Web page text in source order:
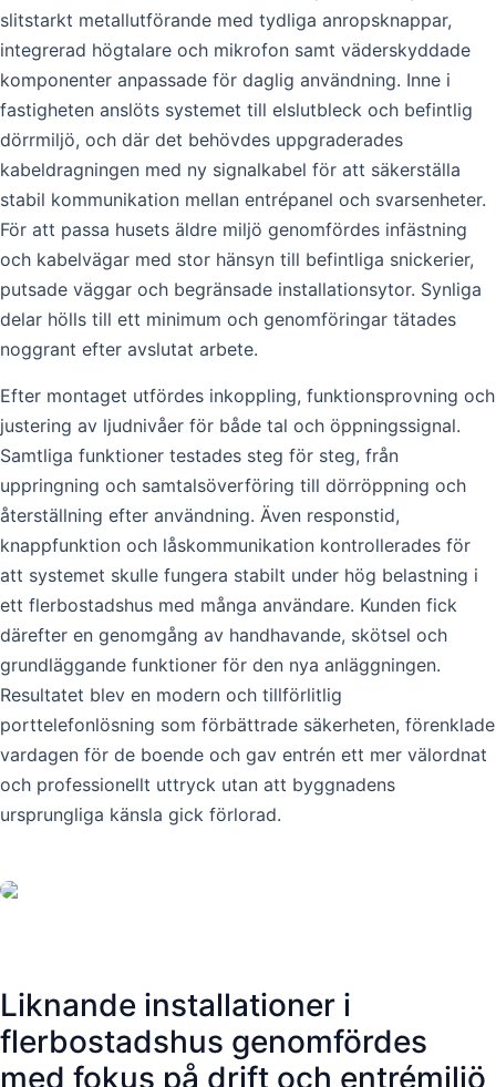
slitstarkt metallutförande med tydliga anropsknappar,
integrerad högtalare och mikrofon samt väderskyddade
komponenter anpassade för daglig användning. Inne i
fastigheten anslöts systemet till elslutbleck och befintlig
dörrmiljö, och där det behövdes uppgraderades
kabeldragningen med ny signalkabel för att säkerställa
stabil kommunikation mellan entrépanel och svarsenheter.
För att passa husets äldre miljö genomfördes infästning
och kabelvägar med stor hänsyn till befintliga snickerier,
putsade väggar och begränsade installationsytor. Synliga
delar hölls till ett minimum och genomföringar tätades
noggrant efter avslutat arbete.
Efter montaget utfördes inkoppling, funktionsprovning och
justering av ljudnivåer för både tal och öppningssignal.
Samtliga funktioner testades steg för steg, från
uppringning och samtalsöverföring till dörröppning och
återställning efter användning. Även responstid,
knappfunktion och låskommunikation kontrollerades för
att systemet skulle fungera stabilt under hög belastning i
ett flerbostadshus med många användare. Kunden fick
därefter en genomgång av handhavande, skötsel och
grundläggande funktioner för den nya anläggningen.
Resultatet blev en modern och tillförlitlig
porttelefonlösning som förbättrade säkerheten, förenklade
vardagen för de boende och gav entrén ett mer välordnat
och professionellt uttryck utan att byggnadens
ursprungliga känsla gick förlorad.
Liknande installationer i
flerbostadshus genomfördes
med fokus på drift och entrémiljö